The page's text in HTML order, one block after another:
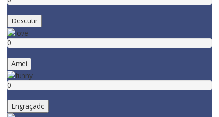
Descutir
0
Amei
0
Engraçado